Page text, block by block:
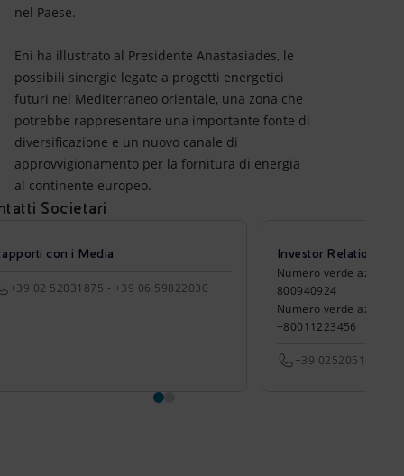
nel Paese.
Eni ha illustrato al Presidente Anastasiades, le
possibili sinergie legate a progetti energetici
futuri nel Mediterraneo orientale, una zona che
potrebbe rappresentare una importante fonte di
diversificazione e un nuovo canale di
approvvigionamento per la fornitura di energia
al continente europeo.
Societari
con i Media
+39 02 52031875 - +39 06 59822030
Investor Relations
Numero verde azionisti
800940924
Numero verde azionisti
+80011223456
+39 0252051651